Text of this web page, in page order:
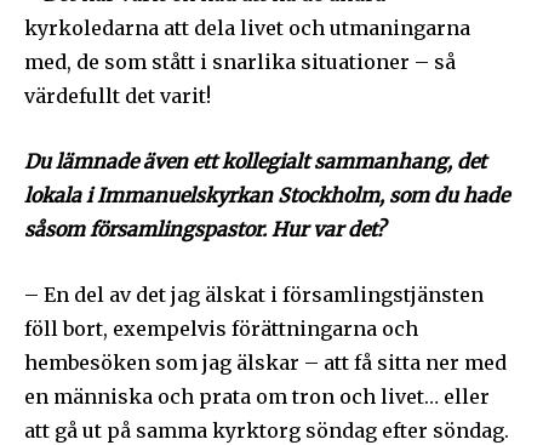
kyrkoledarna att dela livet och utmaningarna
med, de som stått i snarlika situationer – så
värdefullt det varit!
Du lämnade även ett kollegialt sammanhang, det
lokala i Immanuelskyrkan Stockholm, som du hade
såsom församlingspastor. Hur var det?
– En del av det jag älskat i församlingstjänsten
föll bort, exempelvis förättningarna och
hembesöken som jag älskar – att få sitta ner med
en människa och prata om tron och livet… eller
att gå ut på samma kyrktorg söndag efter söndag.